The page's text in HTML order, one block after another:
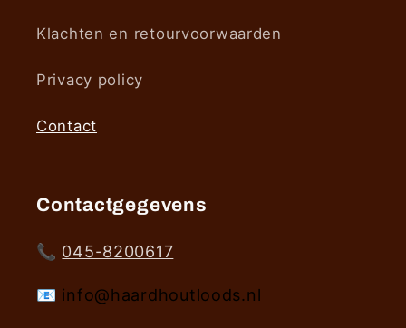
Klachten en retourvoorwaarden
Privacy policy
Contact
Contactgegevens
📞 045-8200617
📧 info@haardhoutloods.nl